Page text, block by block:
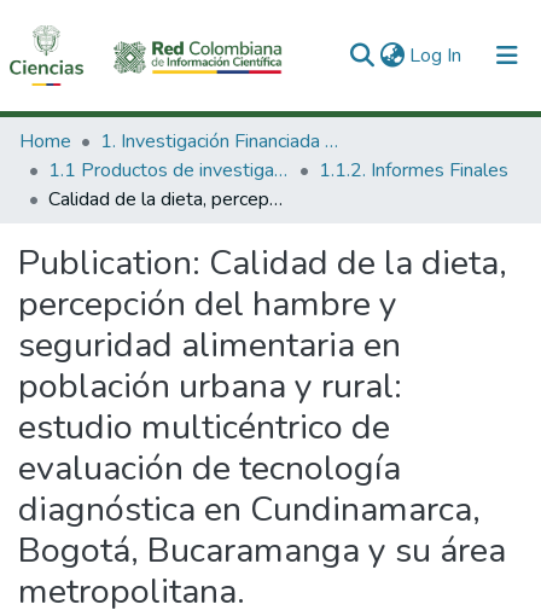
Log In (current)
Communities & Collections
All of DSpace
Home
1. Investigación Financiada con Recursos Públicos
1.1 Productos de investigación
1.1.2. Informes Finales
Calidad de la dieta, percepción del hambre y seguridad alimentaria en población urbana y rural: estudio multicéntrico de evaluación de tecnología diagnóstica en Cundinamarca, Bogotá, Bucaramanga y su área metropolitana.
Publication: Calidad de la dieta,
percepción del hambre y
seguridad alimentaria en
población urbana y rural:
estudio multicéntrico de
evaluación de tecnología
diagnóstica en Cundinamarca,
Bogotá, Bucaramanga y su área
metropolitana.